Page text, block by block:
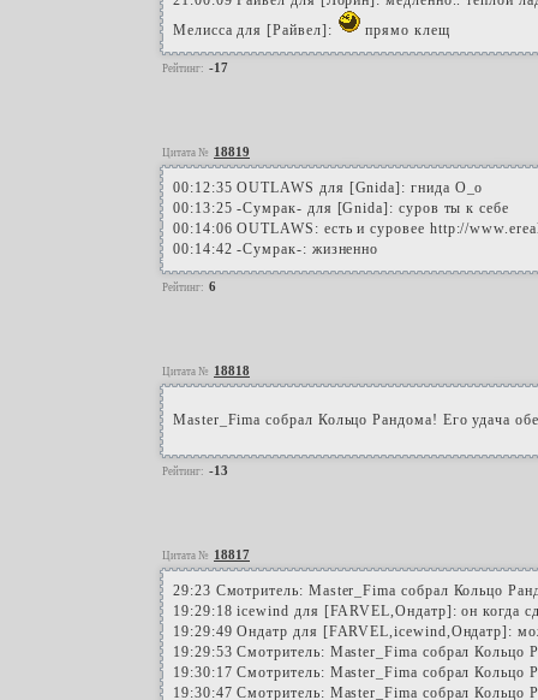
Мелисса для [Райвел]:
прямо клещ
Рейтинг: -17
Цитата № 18819
00:12:35 OUTLAWS для [Gnida]: гнида О_о
00:13:25 -Сумрак- для [Gnida]: суров ты к себе
00:14:06 OUTLAWS: есть и суровее http://
00:14:42 -Сумрак-: жизненно
Рейтинг: 6
Цитата № 18818
Master_Fima собрал Кольцо Рандома! Его удача
Рейтинг: -13
Цитата № 18817
29:23 Смотритель: Master_Fima собрал Кольцо
19:29:18 icewind для [FARVEL,Ондатр]: он когда
19:29:49 Ондатр для [FARVEL,icewind,Ондатр]:
19:29:53 Смотритель: Master_Fima собрал Кольцо
19:30:17 Смотритель: Master_Fima собрал Кольцо
19:30:47 Смотритель: Master_Fima собрал Кольцо